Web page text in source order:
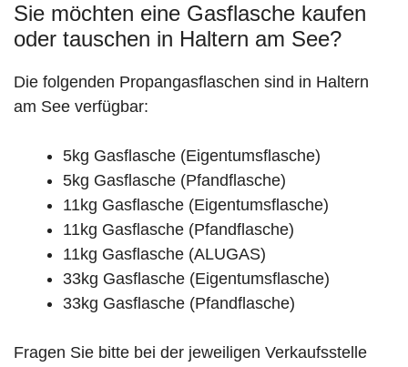
Sie möchten eine Gasflasche kaufen
oder tauschen in Haltern am See?
Die folgenden Propangasflaschen sind in Haltern
am See verfügbar:
5kg Gasflasche (Eigentumsflasche)
5kg Gasflasche (Pfandflasche)
11kg Gasflasche (Eigentumsflasche)
11kg Gasflasche (Pfandflasche)
11kg Gasflasche (ALUGAS)
33kg Gasflasche (Eigentumsflasche)
33kg Gasflasche (Pfandflasche)
Fragen Sie bitte bei der jeweiligen Verkaufsstelle